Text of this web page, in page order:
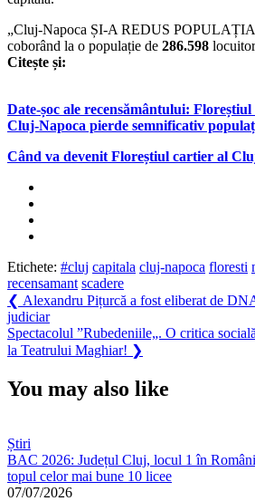
„Cluj-Napoca ȘI-A REDUS
coborând la o populație de 286.598
Citește și:
Date-șoc ale recensământului:
Cluj-Napoca pierde semnificativ
Când va devenit Floreștiul cartier al
Etichete: #cluj capitala cluj-napoca floresti
recensamant scadere
Navigare
în
articole
❮ Previous
Post:
Alexandru Pițurcă a fost eliberat de
judiciar
Next
Post:
Spectacolul ”Rubedeniile„. O critica
la Teatrului Maghiar! ❯
You may also like
Știri
BAC 2026: Județul Cluj, locul 1 în
topul celor mai bune 10 licee
07/07/2026